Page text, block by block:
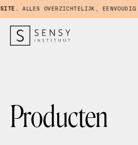
ALLES OVERZICHTELIJK, EENVOUDIG
Producten